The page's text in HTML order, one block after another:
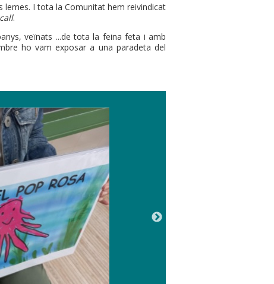
lemes. I tota la Comunitat hem reivindicat
.
veïnats ...de tota la feina feta i amb
ho vam exposar a una paradeta del